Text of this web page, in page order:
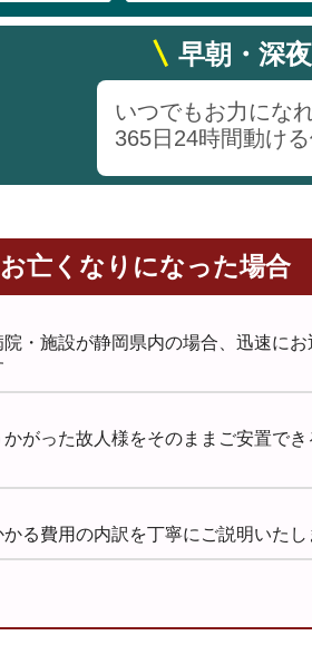
早朝・深
いつでもお力にな
365日24時間動け
お亡くなりになった場合
院・施設が静岡県内の場合、迅速にお
かがった故人様をそのままご安置でき
かる費用の内訳を丁寧にご説明いたし